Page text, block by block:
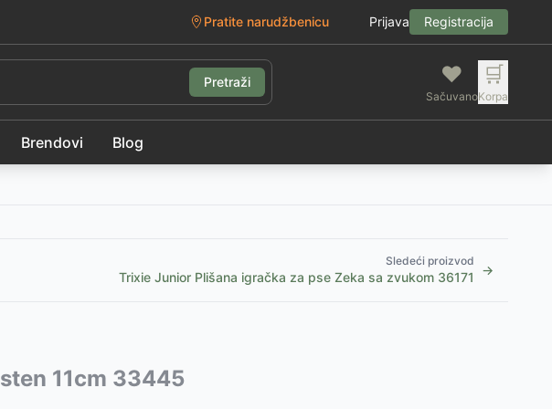
Pratite narudžbenicu Prijava Registracija
Pretraži ❤️
Sačuvano
🛒
Korpa
Brendovi Blog
Sledeći proizvod
Trixie Junior Plišana igračka za pse Zeka sa zvukom 36171 →
11cm 33445